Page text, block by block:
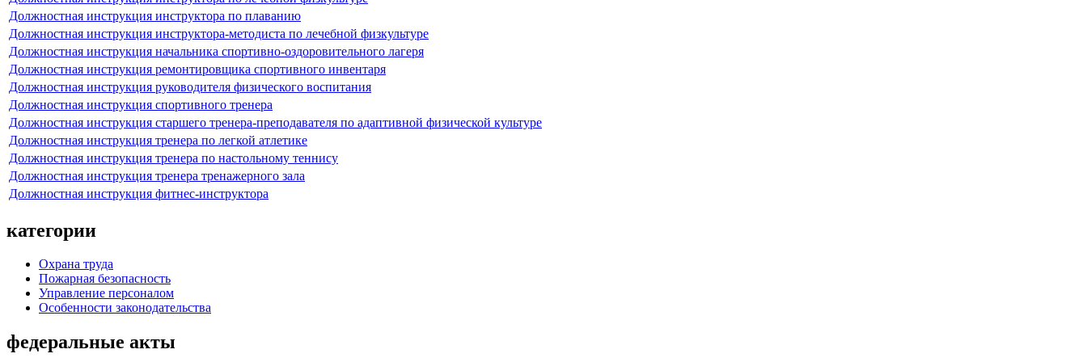
Должностная инструкция инструктора по плаванию
Должностная инструкция инструктора-методиста по лечебной физкультуре
Должностная инструкция начальника спортивно-оздоровительного лагеря
Должностная инструкция ремонтировщика спортивного инвентаря
Должностная инструкция руководителя физического воспитания
Должностная инструкция спортивного тренера
Должностная инструкция старшего тренера-преподавателя по адаптивной физической культуре
Должностная инструкция тренера по легкой атлетике
Должностная инструкция тренера по настольному теннису
Должностная инструкция тренера тренажерного зала
Должностная инструкция фитнес-инструктора
категории
Охрана труда
Пожарная безопасность
Управление персоналом
Особенности законодательства
федеральные акты